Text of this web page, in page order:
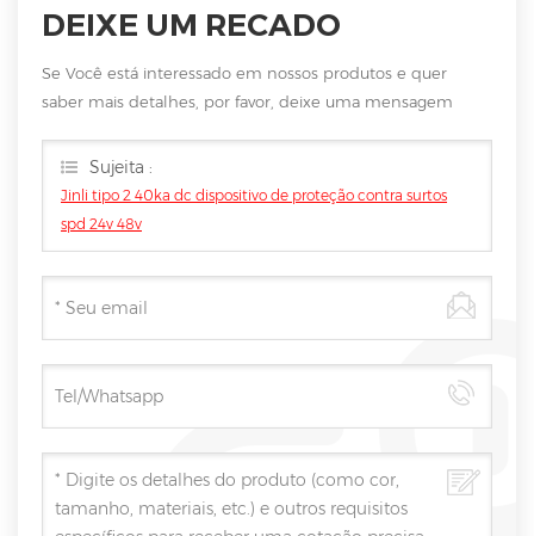
DEIXE UM RECADO
Se Você está interessado em nossos produtos e quer
saber mais detalhes, por favor, deixe uma mensagem
Sujeita :
Jinli tipo 2 40ka dc dispositivo de proteção contra surtos
spd 24v 48v